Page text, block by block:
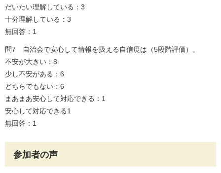
だいたい理解している：3
十分理解している：3
無回答：1
問7 自治会で安心して情報を扱える自信度は（5段階評価）。
不安が大きい：8
少し不安がある：6
どちらでもない：6
まあまあ安心して対応できる：1
安心して対応できる1
無回答：1
参加者の声